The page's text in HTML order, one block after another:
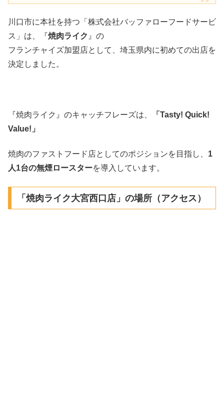
川口市に本社を持つ「株式会社バッファローフードサービ
ス」は、『焼肉ライク 』の
フランチャイズ加盟店として、埼玉県内に初めての出店を
決定しました。
『焼肉ライク』のキャッチフレーズは、
「Tasty! Quick!
Value!」
焼肉のファストフード店としてのポジションを目指し、 1
人1台の無煙ロースターを導入しています。
「焼肉ライク大宮西口店」の場所（アクセス）